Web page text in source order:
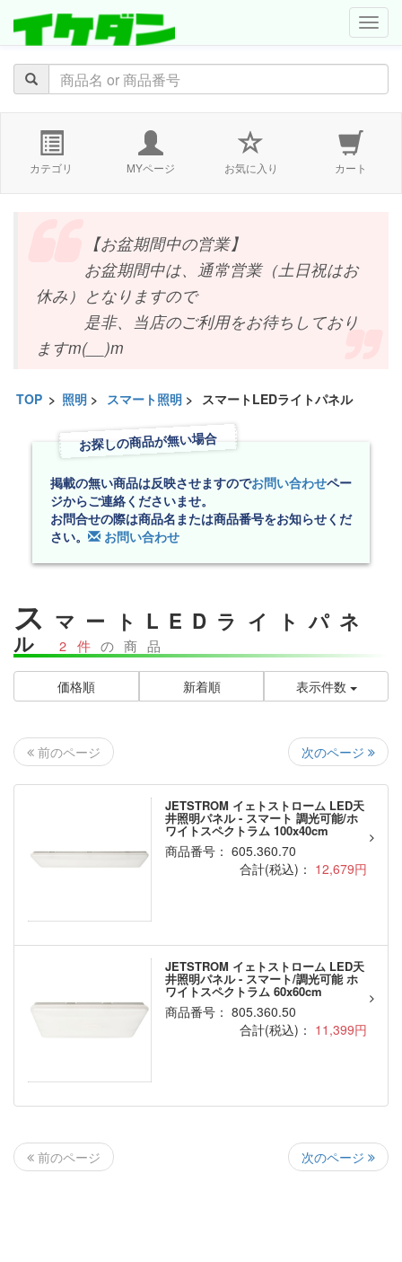
カテゴリ MYページ お気に入り カート
【お盆期間中の営業】
お盆期間中は、通常営業（土日祝はお
休み）となりますので
是非、当店のご利用をお待ちしており
ますm(__)m
TOP > 照明 > スマート照明 > スマートLEDライトパネル
お探しの商品が無い場合
掲載の無い商品は反映させますのでお問い合わせペー
ジからご連絡くださいませ。
お問合せの際は商品名または商品番号をお知らせくだ
さい。
お問い合わせ
ス マートLEDライトパネ
ル2件 の商品
価格順 新着順 表示件数
前のページ 次のページ
JETSTROM イェトストローム LED天
井照明パネル - スマート 調光可能/ホ
ワイトスペクトラム 100x40cm
商品番号： 605.360.70
合計(税込)： 12,679円
JETSTROM イェトストローム LED天
井照明パネル - スマート/調光可能 ホ
ワイトスペクトラム 60x60cm
商品番号： 805.360.50
合計(税込)： 11,399円
前のページ 次のページ